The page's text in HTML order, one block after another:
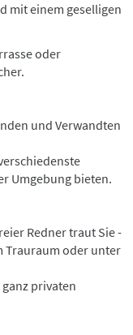
mit einem geselligen
oder
und Verwandten
Umgebung bieten.
Redner traut Sie -
Trauraum oder unter
privaten